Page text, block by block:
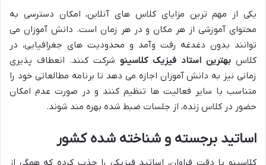
یکی از مهم ترین مزایای کلاس های آنلاین، امکان دسترسی به
محتوای آموزشی از هر مکان و در هر زمان است. دانش آموزان می
توانند بدون دغدغه رفت وآمد و محدودیت های جغرافیایی، در
کلاس بهترین استاد فیزیک کلاسینو شرکت کنند. انعطاف پذیری
زمانی نیز به دانش آموزان اجازه می دهد تا برنامه مطالعاتی خود را
متناسب با سایر فعالیت ها تنظیم کنند و در صورت عدم امکان
حضور در کلاس زنده، از جلسات ضبط شده بهره مند شوند.
اساتید برجسته و شناخته شده کشور